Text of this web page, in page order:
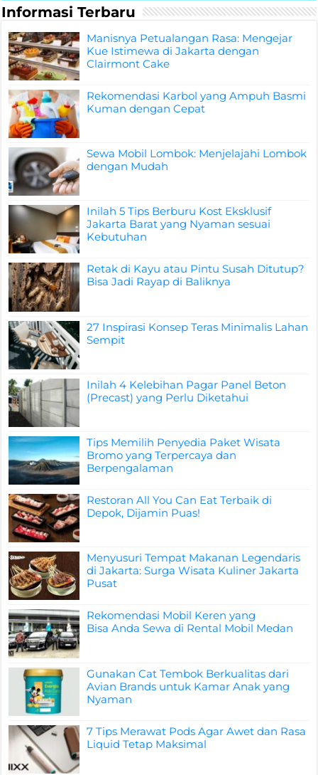
Informasi Terbaru
Manisnya Petualangan Rasa: Mengejar
Kue Istimewa di Jakarta dengan
Clairmont Cake
Rekomendasi Karbol yang Ampuh Basmi
Kuman dengan Cepat
Sewa Mobil Lombok: Menjelajahi Lombok
dengan Mudah
Inilah 5 Tips Berburu Kost Eksklusif
Jakarta Barat yang Nyaman sesuai
Kebutuhan
Retak di Kayu atau Pintu Susah Ditutup?
Bisa Jadi Rayap di Baliknya
27 Inspirasi Konsep Teras Minimalis Lahan
Sempit
Inilah 4 Kelebihan Pagar Panel Beton
(Precast) yang Perlu Diketahui
Tips Memilih Penyedia Paket Wisata
Bromo yang Terpercaya dan
Berpengalaman
Restoran All You Can Eat Terbaik di
Depok, Dijamin Puas!
Menyusuri Tempat Makanan Legendaris
di Jakarta: Surga Wisata Kuliner Jakarta
Pusat
Rekomendasi Mobil Keren yang
Bisa Anda Sewa di Rental Mobil Medan
Gunakan Cat Tembok Berkualitas dari
Avian Brands untuk Kamar Anak yang
Nyaman
7 Tips Merawat Pods Agar Awet dan Rasa
Liquid Tetap Maksimal